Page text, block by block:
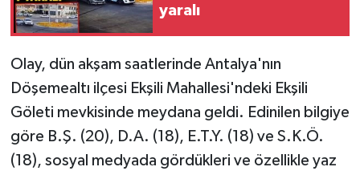
yaralı
Olay, dün akşam saatlerinde Antalya'nın
Döşemealtı ilçesi Ekşili Mahallesi'ndeki Ekşili
Göleti mevkisinde meydana geldi. Edinilen bilgiye
göre B.Ş. (20), D.A. (18), E.T.Y. (18) ve S.K.Ö.
(18), sosyal medyada gördükleri ve özellikle yaz